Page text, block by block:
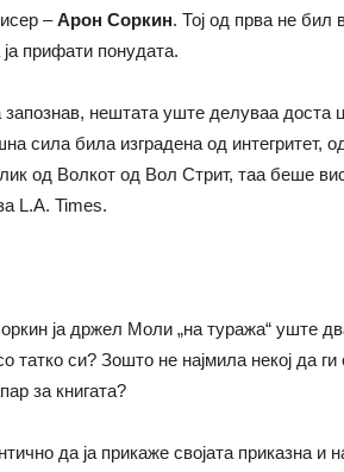
–Арон Соркин. Тој од прва не бил
прифати понудата.
нештата уште делуваа доста
сила била изградена од интегритет,
од Волкот од Вол Стрит, таа беше
L.A. Times.
ја држел Моли „на туража“ уште
татко си? Зошто не најмила некој да ги
за книгата?
да ја прикаже својата приказна и